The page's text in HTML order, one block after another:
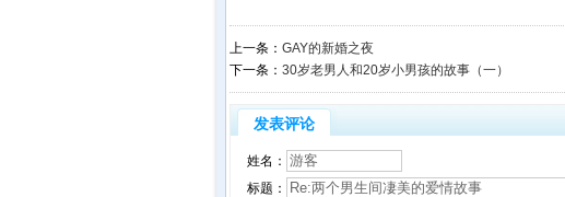
上一条： GAY的新婚之夜
下一条： 30岁老男人和20岁小男孩的故事（一）
发表评论
姓名：
标题：